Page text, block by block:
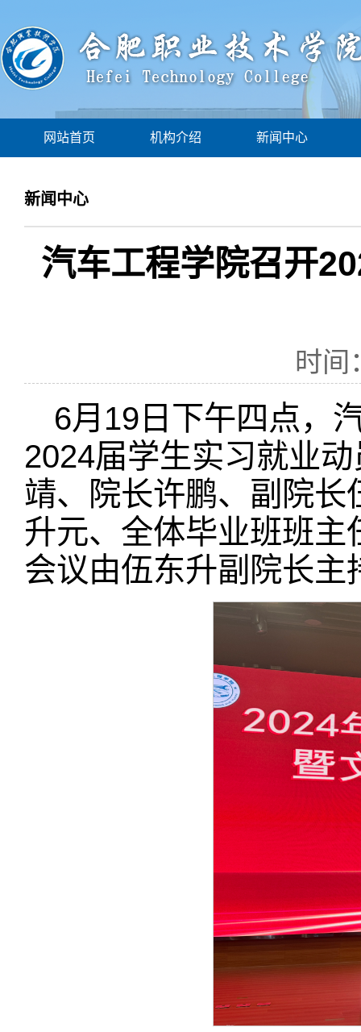
网站首页 机构介绍 新闻中心
新闻中心
汽车工程学院召开
时间
6月19日下午四点，
2024届学生实习就业
靖、院长许鹏、副院
升元、全体毕业班班
会议由伍东升副院长主